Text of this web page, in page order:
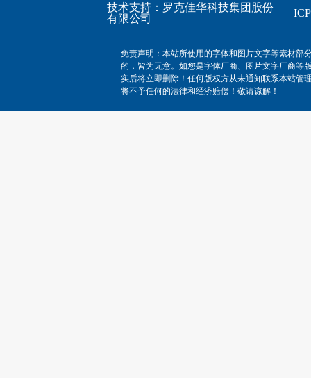
技术支持： 罗克佳华科技集团股份
有限公司
免责声明：本站所使用的字体和图片文字等素材部
的，皆为无意。如您是字体厂商、图片文字厂商等
实后将立即删除！任何版权方从未通知联系本站管
将不予任何的法律和经济赔偿！敬请谅解！